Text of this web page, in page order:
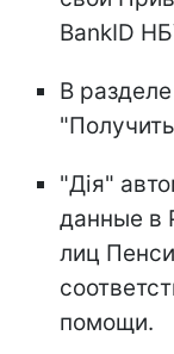
BankID
В
"Дія"
данные в
лиц
помощи.